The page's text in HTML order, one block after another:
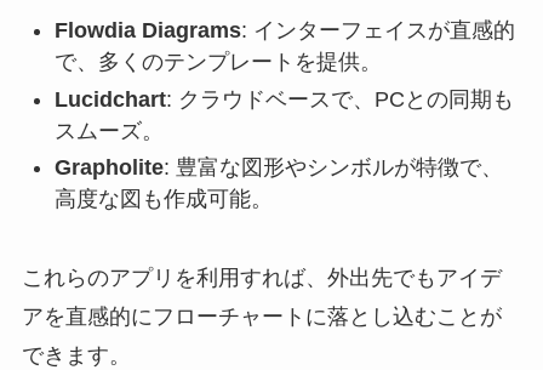
Flowdia Diagrams: インターフェイスが直感的
で、多くのテンプレートを提供。
Lucidchart: クラウドベースで、PCとの同期も
スムーズ。
Grapholite: 豊富な図形やシンボルが特徴で、
高度な図も作成可能。
これらのアプリを利用すれば、外出先でもアイデ
アを直感的にフローチャートに落とし込むことが
できます。